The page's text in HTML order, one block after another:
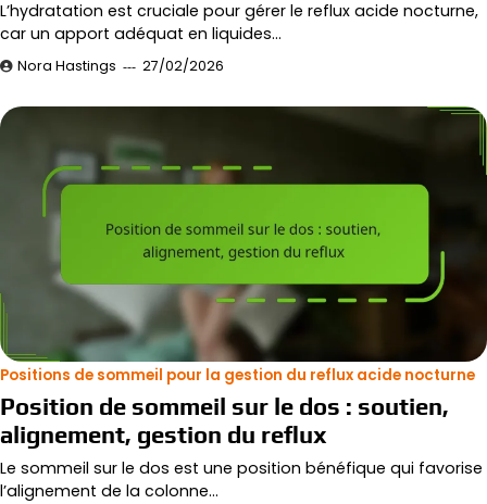
L’hydratation est cruciale pour gérer le reflux acide nocturne,
car un apport adéquat en liquides…
Nora Hastings 27/02/2026
Positions de sommeil pour la gestion du reflux acide nocturne
Position de sommeil sur le dos : soutien,
alignement, gestion du reflux
Le sommeil sur le dos est une position bénéfique qui favorise
l’alignement de la colonne…